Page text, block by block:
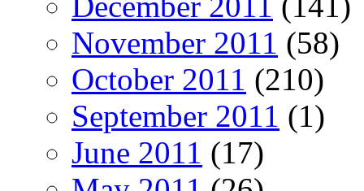
November 2011 (58)
October 2011 (210)
September 2011 (1)
June 2011 (17)